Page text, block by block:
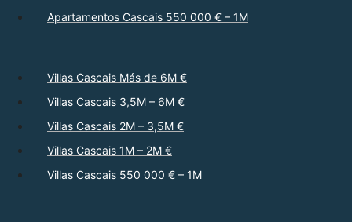
Apartamentos Cascais 550 000 € – 1M
Villas Cascais Más de 6M €
Villas Cascais 3,5M – 6M €
Villas Cascais 2M – 3,5M €
Villas Cascais 1M – 2M €
Villas Cascais 550 000 € – 1M